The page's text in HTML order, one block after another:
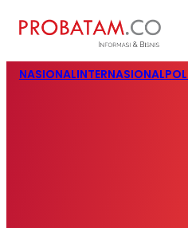
NASIONALINTERNASIONAL